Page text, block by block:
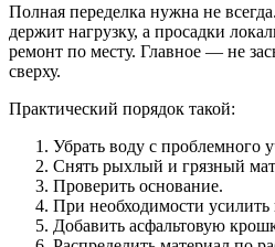
Полная переделка нужна не
держит нагрузку, а просадки
ремонт по месту. Главное — не
сверху.
Практический порядок такой:
Убрать воду с проблемного
Снять рыхлый и грязный
Проверить основание.
При необходимости
Добавить асфальтовую